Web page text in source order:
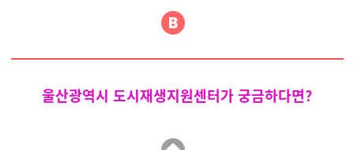
울산광역시 도시재생지원센터가 궁금하다면?